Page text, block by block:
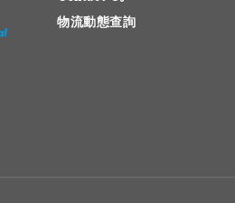
物流動態查詢